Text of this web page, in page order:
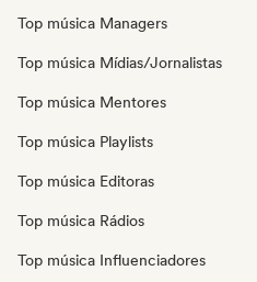
Top música Managers
Top música Mídias/Jornalistas
Top música Mentores
Top música Playlists
Top música Editoras
Top música Rádios
Top música Influenciadores